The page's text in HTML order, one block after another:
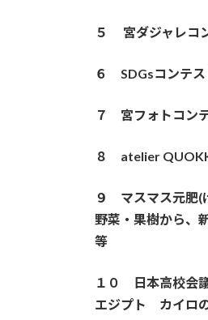
５ 宮ダジャレコ
６ SDGsコンテ
７ 宮フォトコン
８ atelier
９ マスマス元肥(
野菜・果樹から
等
１０ 日本高校会
エジプト カイロ